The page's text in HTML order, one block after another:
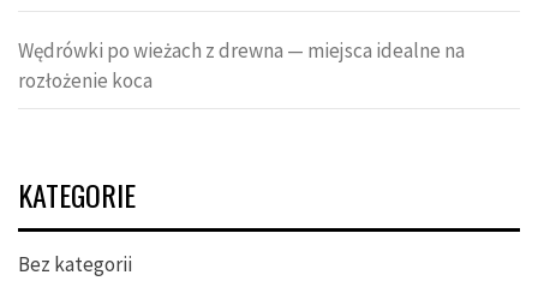
Wędrówki po wieżach z drewna — miejsca idealne na
rozłożenie koca
KATEGORIE
Bez kategorii